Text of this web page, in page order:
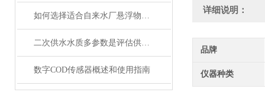
如何选择适合自来水厂悬浮物在线监测仪？
二次供水水质多参数是评估供水安全的关键指标
数字COD传感器概述和使用指南
详细说明：
品牌
仪器种类